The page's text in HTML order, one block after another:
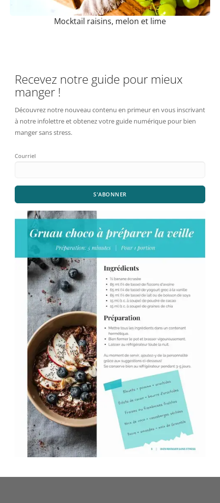
Mocktail raisins, melon et lime
Recevez notre guide pour mieux
manger !
Découvrez notre nouveau contenu en primeur en vous inscrivant
à notre infolettre et obtenez votre guide numérique pour bien
manger sans stress.
Courriel
S'ABONNER